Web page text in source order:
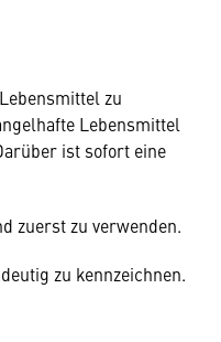
zu
Lebensmittel
ist sofort eine
zuerst zu verwenden.
zu kennzeichnen.